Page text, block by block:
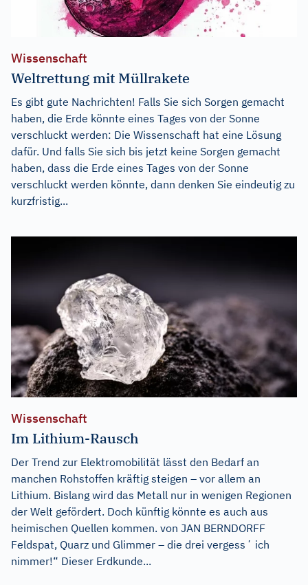
Wissenschaft
Weltrettung mit Müllrakete
Es gibt gute Nachrichten! Falls Sie sich Sorgen gemacht
haben, die Erde könnte eines Tages von der Sonne
verschluckt werden: Die Wissenschaft hat eine Lösung
dafür. Und falls Sie sich bis jetzt keine Sorgen gemacht
haben, dass die Erde eines Tages von der Sonne
verschluckt werden könnte, dann denken Sie eindeutig zu
kurzfristig...
Wissenschaft
Im Lithium-Rausch
Der Trend zur Elektromobilität lässt den Bedarf an
manchen Rohstoffen kräftig steigen – vor allem an
Lithium. Bislang wird das Metall nur in wenigen Regionen
der Welt gefördert. Doch künftig könnte es auch aus
heimischen Quellen kommen. von JAN BERNDORFF
Feldspat, Quarz und Glimmer – die drei vergessʼ ich
nimmer!“ Dieser Erdkunde...